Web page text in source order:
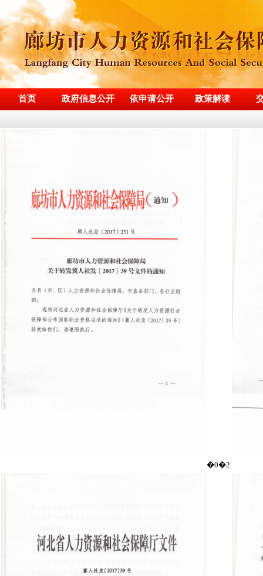
首页 政府信息公开 依申请公开 政策解读